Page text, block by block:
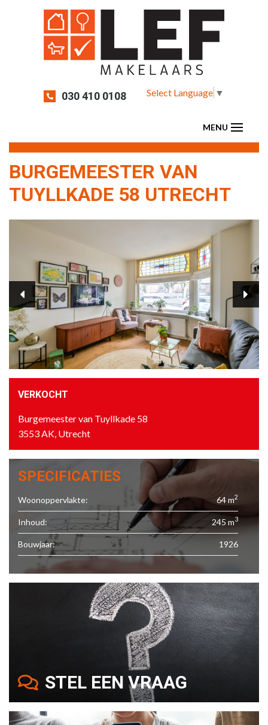
030 410 0108 Select Language ▼
BURGEMEESTER VAN
TUYLLKADE 58 UTRECHT
VERKOCHT
Burgemeester van Tuyllkade 58
3553 AK, Utrecht
SPECIFICATIES
Woonoppervlakte: 64 m2
Inhoud: 245 m3
Bouwjaar: 1926
STEL EEN VRAAG